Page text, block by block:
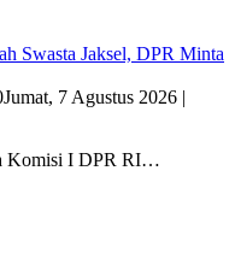
Swasta Jaksel, DPR Minta
Jumat, 7 Agustus 2026 |
Komisi I DPR RI…